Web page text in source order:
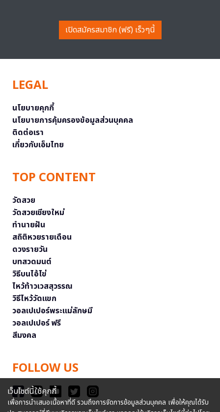
เปิดสมัครสมาชิก (ฟรี) เร็วๆนี้
LEGAL
นโยบายคุกกี้
นโยบายการคุ้มครองข้อมูลส่วนบุคคล
ติดต่อเรา
เกี่ยวกับเอ็มไทย
TOP CONTENT
วัดสวย
วัดสวยเชียงใหม่
ทำนายฝัน
สถิติหวยรายเดือน
ดวงรายวัน
บทสวดมนต์
วิธีบนไอ้ไข่
ไหว้ท้าวเวสสุวรรณ
วิธีไหว้วัดแขก
วอลเปเปอร์พระแม่ลักษมี
วอลเปเปอร์ ฟรี
สีมงคล
FOLLOW US
เว็บไซต์นี้ใช้คุกกี้
เพื่อการนำเสนอเนื้อหาที่ดี รวมถึงการจัดการข้อมูลส่วนบุคคล เพื่อให้คุณได้รับ